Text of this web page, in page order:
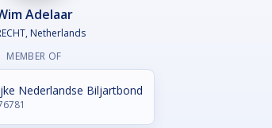
Wim Adelaar
Netherlands
MEMBER OF
Nederlandse Biljartbond